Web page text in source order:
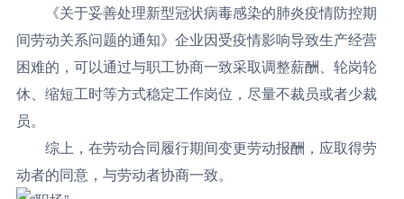
《关于妥善处理新型冠状病毒感染的肺炎疫情防控期
间劳动关系问题的通知》企业因受疫情影响导致生产经营
困难的，可以通过与职工协商一致采取调整薪酬、轮岗轮
休、缩短工时等方式稳定工作岗位，尽量不裁员或者少裁
员。
综上，在劳动合同履行期间变更劳动报酬，应取得劳
动者的同意，与劳动者协商一致。